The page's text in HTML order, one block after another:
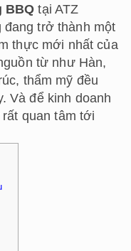
BBQ tại ATZ
đang trở thành một
thực mới nhất của
từ như Hàn,
thẩm mỹ đều
Và để kinh doanh
quan tâm tới